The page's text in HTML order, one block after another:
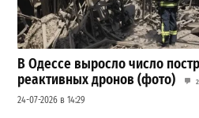
В Одессе выросло число
реактивных дронов (фото)
2
24-07-2026 в 14:29